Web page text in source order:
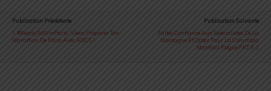
Publication Précédente
#ReadyToWinParis : Viens Préparer Ton
Marathon De Paris Avec ASICS !
Publication Suivante
Faites Confiance Aux Spécialistes De La
Montagne Et Optez Pour La Columbia
Montrail Rogue F.K.T. II